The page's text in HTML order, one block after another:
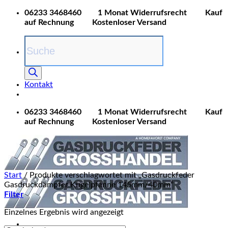
Zum
06233 3468460 1 Monat Widerrufsrecht
Kauf
auf Rechnung
Kostenloser Versand
search
Kontakt
06233 3468460 1 Monat Widerrufsrecht
Kauf
auf Rechnung
Kostenloser Versand
Start / Produkte verschlagwortet mit „Gasdruckfeder
Gasdruckdämpfer Kugelpfanne 145mm/40mm“
Filter
Einzelnes Ergebnis wird angezeigt